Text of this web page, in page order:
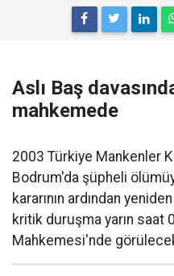
Aslı Baş
mahkemede
2003 Türkiye Mankenler
Bodrum'da şüpheli
kararının ardından
kritik duruşma yarın saat
Mahkemesi'nde